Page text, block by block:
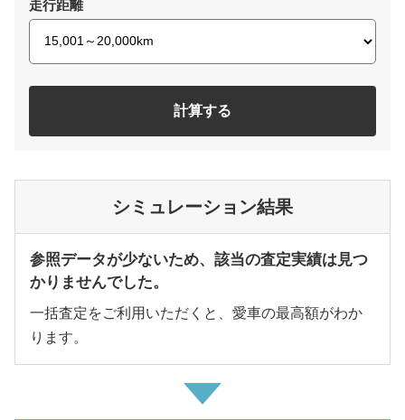
走行距離
計算する
シミュレーション結果
参照データが少ないため、該当の査定実績は見つ
かりませんでした。
一括査定をご利用いただくと、愛車の最高額がわか
ります。